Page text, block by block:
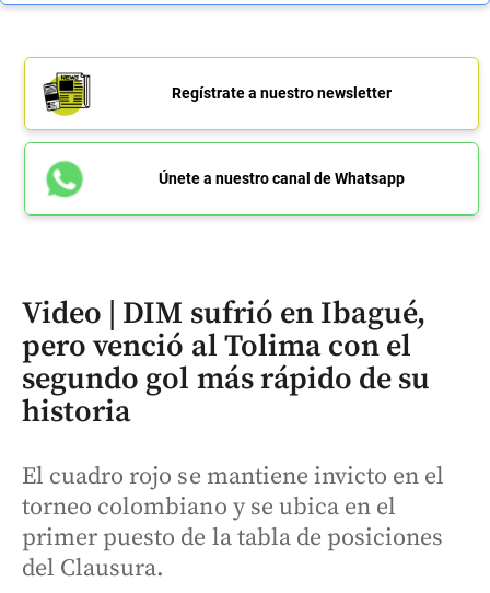
Regístrate a nuestro newsletter
Únete a nuestro canal de Whatsapp
Video | DIM sufrió en Ibagué,
pero venció al Tolima con el
segundo gol más rápido de su
historia
El cuadro rojo se mantiene invicto en el
torneo colombiano y se ubica en el
primer puesto de la tabla de posiciones
del Clausura.